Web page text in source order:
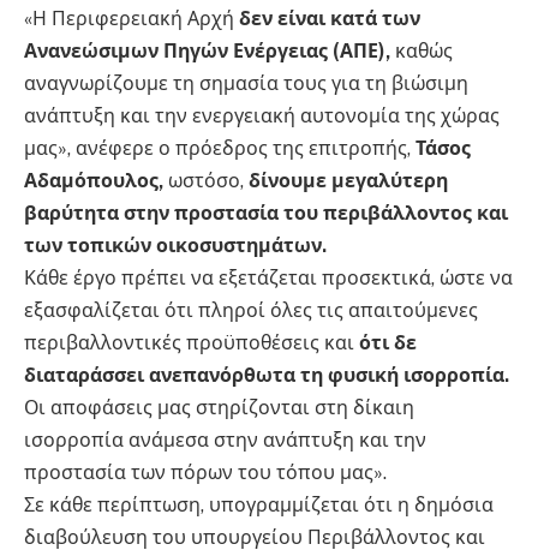
«Η Περιφερειακή Αρχή δεν είναι κατά των
Ανανεώσιμων Πηγών Ενέργειας (ΑΠΕ), καθώς
αναγνωρίζουμε τη σημασία τους για τη βιώσιμη
ανάπτυξη και την ενεργειακή αυτονομία της χώρας
μας», ανέφερε ο πρόεδρος της επιτροπής, Τάσος
Αδαμόπουλος, ωστόσο, δίνουμε μεγαλύτερη
βαρύτητα στην προστασία του περιβάλλοντος και
των τοπικών οικοσυστημάτων.
Κάθε έργο πρέπει να εξετάζεται προσεκτικά, ώστε να
εξασφαλίζεται ότι πληροί όλες τις απαιτούμενες
περιβαλλοντικές προϋποθέσεις και ότι δε
διαταράσσει ανεπανόρθωτα τη φυσική ισορροπία.
Οι αποφάσεις μας στηρίζονται στη δίκαιη
ισορροπία ανάμεσα στην ανάπτυξη και την
προστασία των πόρων του τόπου μας».
Σε κάθε περίπτωση, υπογραμμίζεται ότι η δημόσια
διαβούλευση του υπουργείου Περιβάλλοντος και